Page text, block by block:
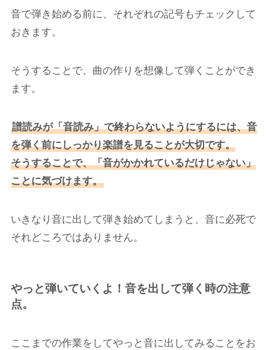
音で弾き始める前に、それぞれの記号もチェックして
おきます。
そうすることで、曲の作りを想像して弾くことができ
ます。
譜読みが「音読み」で終わらないようにするには、音
を弾く前にしっかり楽譜を見ることが大切です。
そうすることで、「音がかかれているだけじゃない」
ことに気づけます。
いきなり音に出して弾き始めてしまうと、音に必死で
それどころではありません。
やっと弾いていくよ！音を出して弾く時の注意
点。
ここまでの作業をしてやっと音に出してみることをお